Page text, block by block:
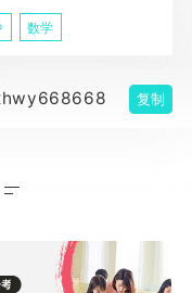
数学
复制